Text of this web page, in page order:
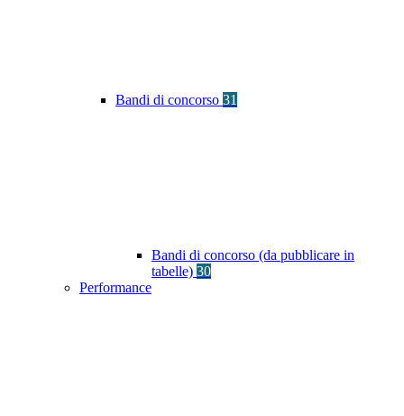
Bandi di concorso 31
Bandi di concorso (da pubblicare in
tabelle) 30
Performance